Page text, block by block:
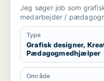
Jeg søger job som
medarbejder /
Type
Grafisk designer,
Pædagogmedhjælper
Område